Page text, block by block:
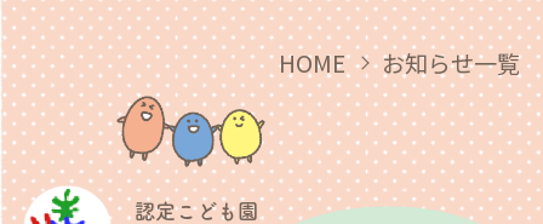
HOME お知らせ一覧
認定こども園